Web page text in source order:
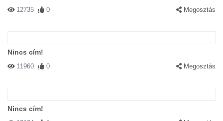
12735 0 Megosztás
Nincs cím!
11960 0 Megosztás
Nincs cím!